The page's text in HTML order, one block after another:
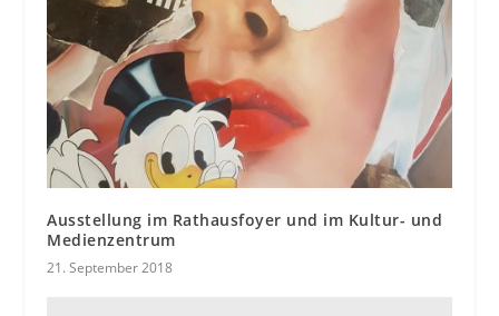
Ausstellung im Rathausfoyer und im Kultur- und
Medienzentrum
21. September 2018